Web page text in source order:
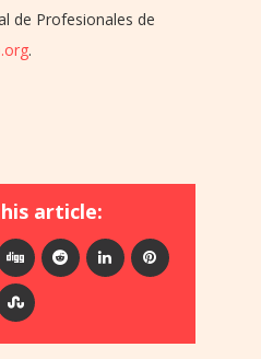
de Profesionales de
.
article: